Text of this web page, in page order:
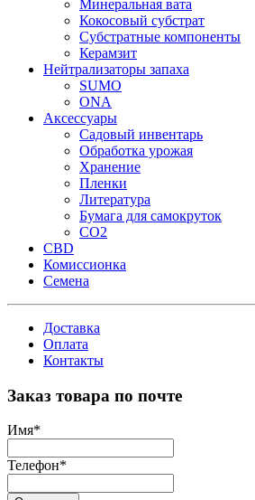
Минеральная вата
Кокосовый субстрат
Субстратные компоненты
Керамзит
Нейтрализаторы запаха
SUMO
ONA
Аксессуары
Садовый инвентарь
Обработка урожая
Хранение
Пленки
Литература
Бумага для самокруток
CO2
CBD
Комисcионка
Семена
Доставка
Оплата
Контакты
Заказ товара по почте
Имя*
Телефон*